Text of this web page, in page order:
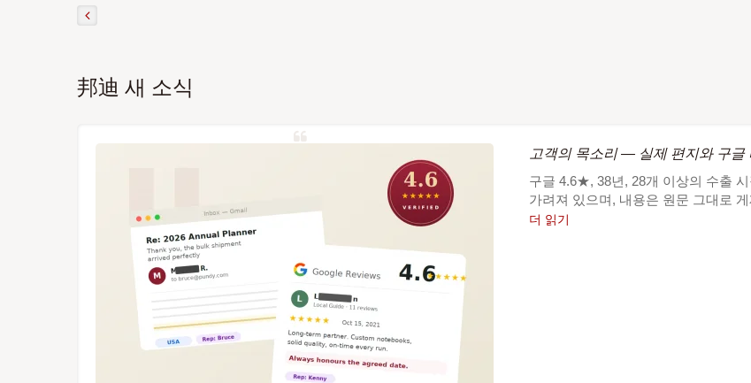
邦迪 새 소식
고객의 목소리 — 실제 편지와 구글
구글 4.6★, 38년, 28개 이상의 수출
가려져 있으며, 내용은 원문 그대로
더 읽기